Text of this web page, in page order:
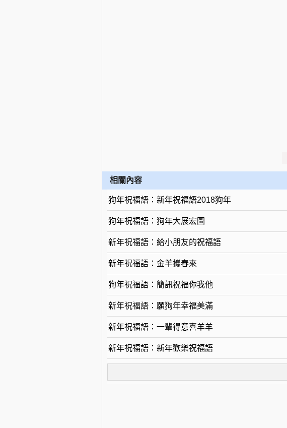
相關內容
狗年祝福語：新年祝福語2018狗年
狗年祝福語：狗年大展宏圖
新年祝福語：給小朋友的祝福語
新年祝福語：金羊攜春來
狗年祝福語：簡訊祝福你我他
新年祝福語：願狗年幸福美滿
新年祝福語：一輩得意喜羊羊
新年祝福語：新年歡樂祝福語